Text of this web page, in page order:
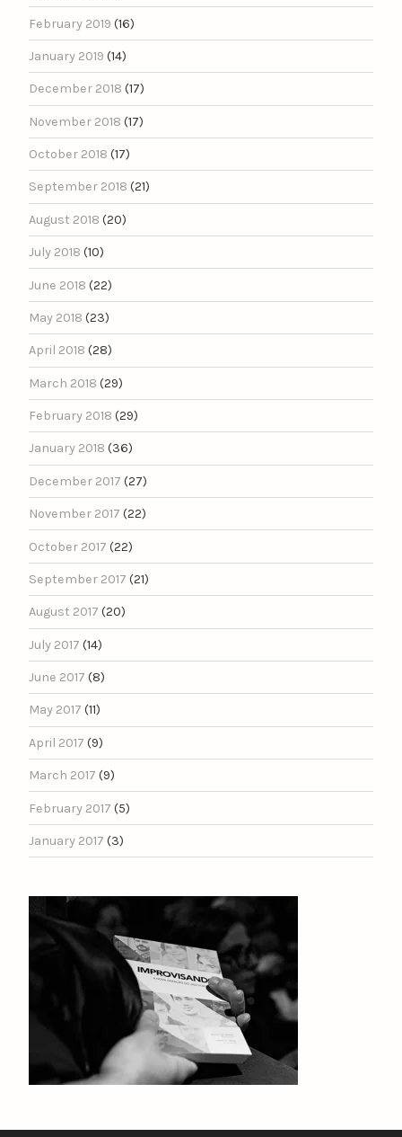
February 2019 (16)
January 2019 (14)
December 2018 (17)
November 2018 (17)
October 2018 (17)
September 2018 (21)
August 2018 (20)
July 2018 (10)
June 2018 (22)
May 2018 (23)
April 2018 (28)
March 2018 (29)
February 2018 (29)
January 2018 (36)
December 2017 (27)
November 2017 (22)
October 2017 (22)
September 2017 (21)
August 2017 (20)
July 2017 (14)
June 2017 (8)
May 2017 (11)
April 2017 (9)
March 2017 (9)
February 2017 (5)
January 2017 (3)